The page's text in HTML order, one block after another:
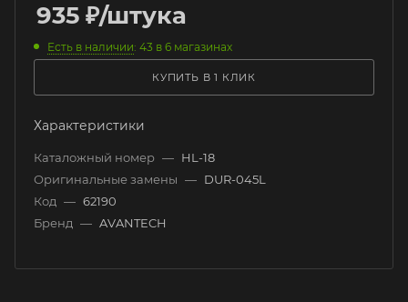
935 ₽/штука
Есть в наличии: 43 в 6 магазинах
КУПИТЬ В 1 КЛИК
Характеристики
Каталожный номер — HL-18
Оригинальные замены — DUR-045L
Код — 62190
Бренд — AVANTECH